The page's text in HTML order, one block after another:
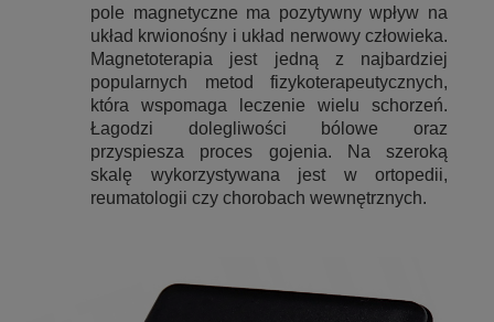
pole magnetyczne ma pozytywny wpływ na
układ krwionośny i układ nerwowy człowieka.
Magnetoterapia jest jedną z najbardziej
popularnych metod fizykoterapeutycznych,
która wspomaga leczenie wielu schorzeń.
Łagodzi dolegliwości bólowe oraz
przyspiesza proces gojenia. Na szeroką
skalę wykorzystywana jest w ortopedii,
reumatologii czy chorobach wewnętrznych.